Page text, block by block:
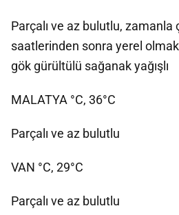
Parçalı ve az bulutlu, zamanla
saatlerinden sonra yerel
gök gürültülü sağanak yağışlı
MALATYA °C, 36°C
Parçalı ve az bulutlu
VAN °C, 29°C
Parçalı ve az bulutlu